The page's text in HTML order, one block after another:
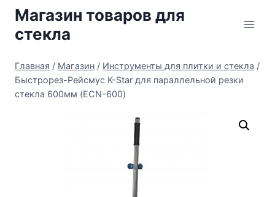
Перейти
содержимому
Магазин товаров для
стекла
Главная / Магазин / Инструменты для плитки и стекла /
Быстрорез-Рейсмус K-Star для параллельной резки
стекла 600мм (ECN-600)